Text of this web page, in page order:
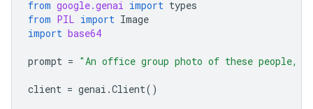
from google.genai import types
from PIL import Image
import base64
prompt = "An office group photo of these people,
client = genai .Client()